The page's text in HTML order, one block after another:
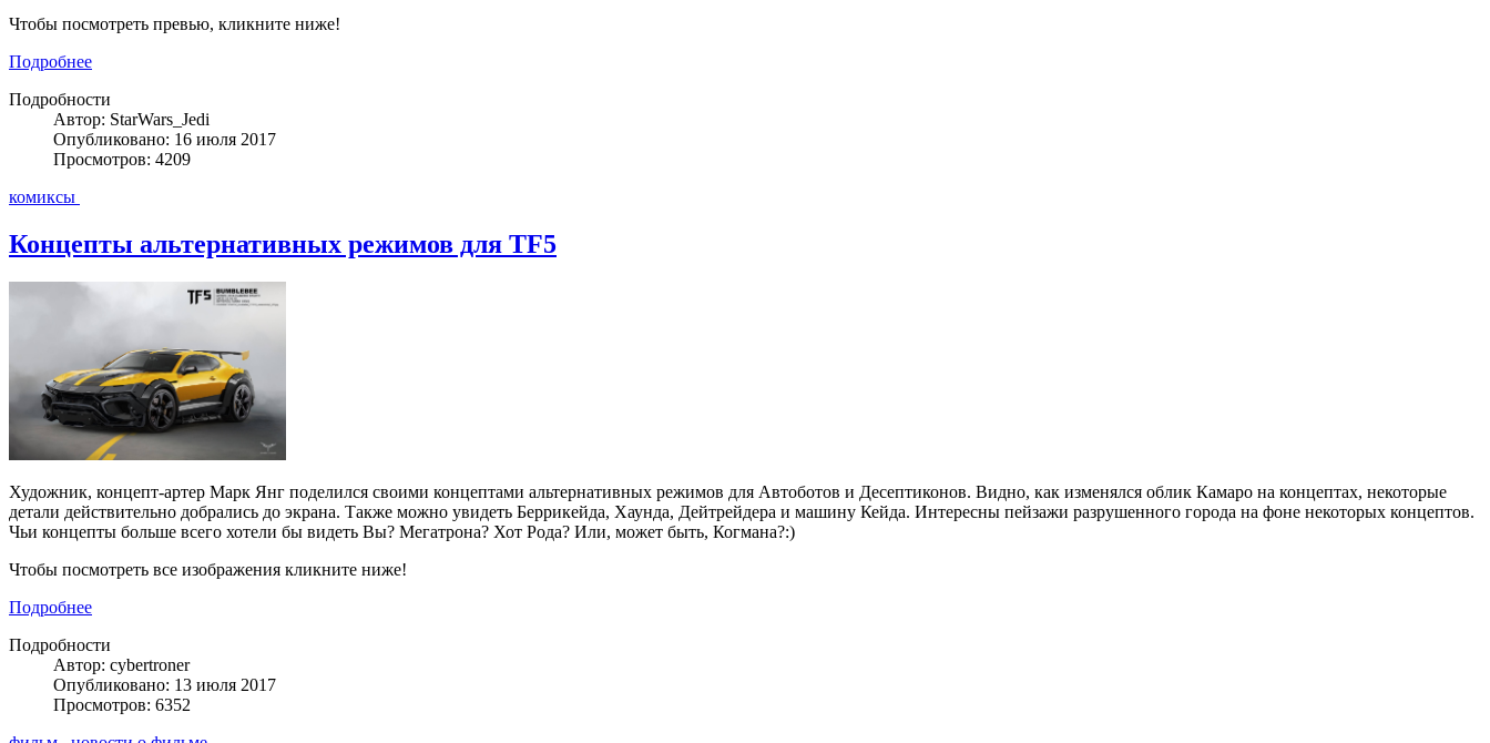
Чтобы посмотреть превью, кликните ниже!
Подробнее
Подробности
Автор: StarWars_Jedi
Опубликовано: 16 июля 2017
Просмотров: 4209
комиксы
Концепты альтернативных режимов для TF5
Художник, концепт-артер Марк Янг поделился своими концептами альтернативных режимов для Автоботов и Десептиконов. Видно, как изменялся облик Камаро на концептах, некоторые
детали действительно добрались до экрана. Также можно увидеть Беррикейда, Хаунда, Дейтрейдера и машину Кейда. Интересны пейзажи разрушенного города на фоне некоторых концептов.
Чьи концепты больше всего хотели бы видеть Вы? Мегатрона? Хот Рода? Или, может быть, Когмана?:)
Чтобы посмотреть все изображения кликните ниже!
Подробнее
Подробности
Автор: cybertroner
Опубликовано: 13 июля 2017
Просмотров: 6352